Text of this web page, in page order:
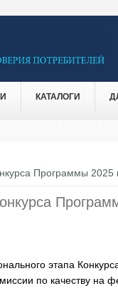
КАТАЛОГИ
Программы
этапа
по качеству на